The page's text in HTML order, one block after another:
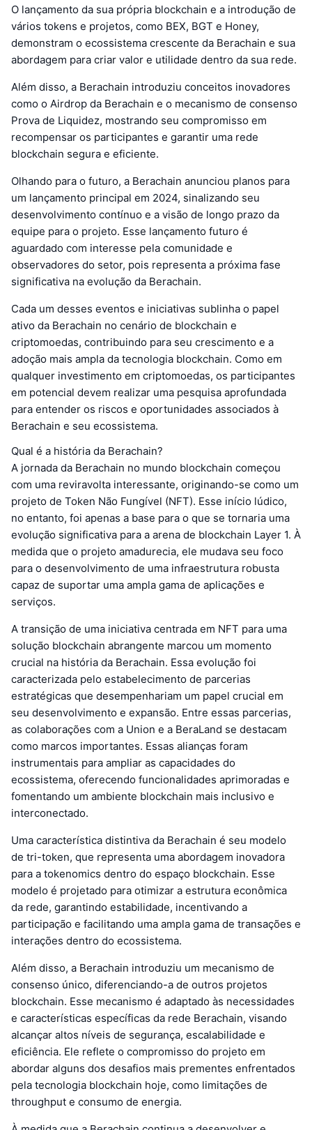
O lançamento da sua própria blockchain e a introdução de
vários tokens e projetos, como BEX, BGT e Honey,
demonstram o ecossistema crescente da Berachain e sua
abordagem para criar valor e utilidade dentro da sua rede.
Além disso, a Berachain introduziu conceitos inovadores
como o Airdrop da Berachain e o mecanismo de consenso
Prova de Liquidez, mostrando seu compromisso em
recompensar os participantes e garantir uma rede
blockchain segura e eficiente.
Olhando para o futuro, a Berachain anunciou planos para
um lançamento principal em 2024, sinalizando seu
desenvolvimento contínuo e a visão de longo prazo da
equipe para o projeto. Esse lançamento futuro é
aguardado com interesse pela comunidade e
observadores do setor, pois representa a próxima fase
significativa na evolução da Berachain.
Cada um desses eventos e iniciativas sublinha o papel
ativo da Berachain no cenário de blockchain e
criptomoedas, contribuindo para seu crescimento e a
adoção mais ampla da tecnologia blockchain. Como em
qualquer investimento em criptomoedas, os participantes
em potencial devem realizar uma pesquisa aprofundada
para entender os riscos e oportunidades associados à
Berachain e seu ecossistema.
Qual é a história da Berachain?
A jornada da Berachain no mundo blockchain começou
com uma reviravolta interessante, originando-se como um
projeto de Token Não Fungível (NFT). Esse início lúdico,
no entanto, foi apenas a base para o que se tornaria uma
evolução significativa para a arena de blockchain Layer 1. À
medida que o projeto amadurecia, ele mudava seu foco
para o desenvolvimento de uma infraestrutura robusta
capaz de suportar uma ampla gama de aplicações e
serviços.
A transição de uma iniciativa centrada em NFT para uma
solução blockchain abrangente marcou um momento
crucial na história da Berachain. Essa evolução foi
caracterizada pelo estabelecimento de parcerias
estratégicas que desempenhariam um papel crucial em
seu desenvolvimento e expansão. Entre essas parcerias,
as colaborações com a Union e a BeraLand se destacam
como marcos importantes. Essas alianças foram
instrumentais para ampliar as capacidades do
ecossistema, oferecendo funcionalidades aprimoradas e
fomentando um ambiente blockchain mais inclusivo e
interconectado.
Uma característica distintiva da Berachain é seu modelo
de tri-token, que representa uma abordagem inovadora
para a tokenomics dentro do espaço blockchain. Esse
modelo é projetado para otimizar a estrutura econômica
da rede, garantindo estabilidade, incentivando a
participação e facilitando uma ampla gama de transações e
interações dentro do ecossistema.
Além disso, a Berachain introduziu um mecanismo de
consenso único, diferenciando-a de outros projetos
blockchain. Esse mecanismo é adaptado às necessidades
e características específicas da rede Berachain, visando
alcançar altos níveis de segurança, escalabilidade e
eficiência. Ele reflete o compromisso do projeto em
abordar alguns dos desafios mais prementes enfrentados
pela tecnologia blockchain hoje, como limitações de
throughput e consumo de energia.